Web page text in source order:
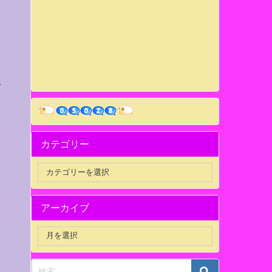
カテゴリー
アーカイブ